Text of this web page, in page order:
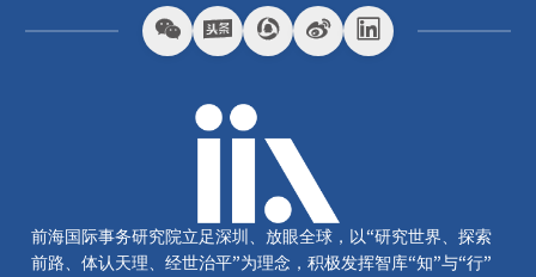
前海国际事务研究院立足深圳、放眼全球，以“研究世界、探索
前路、体认天理、经世治平”为理念，积极发挥智库“知”与“行”